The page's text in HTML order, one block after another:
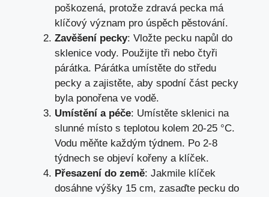
poškozená, protože zdravá pecka má
klíčový význam pro úspěch pěstování.
Zavěšení pecky: Vložte pecku napůl do
sklenice vody. Použijte tři nebo čtyři
párátka. Párátka umístěte do středu
pecky a zajistěte, aby spodní část pecky
byla ponořena ve vodě.
Umístění a péče: Umístěte sklenici na
slunné místo s teplotou kolem 20-25 °C.
Vodu měňte každým týdnem. Po 2-8
týdnech se objeví kořeny a klíček.
Přesazení do země: Jakmile klíček
dosáhne výšky 15 cm, zasaďte pecku do